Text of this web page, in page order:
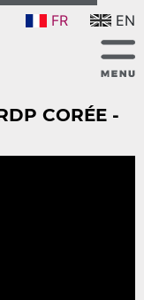
FR EN
CORÉE -